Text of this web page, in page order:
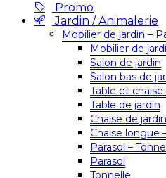
Promo
Jardin / Animalerie
Mobilier de jardin –
Mobilier de
Salon de jardin
Salon bas de
Table et chaise
Table de jardin
Chaise de jardin
Chaise longue
Parasol –
Parasol
Tonnelle